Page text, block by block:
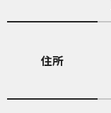
住所